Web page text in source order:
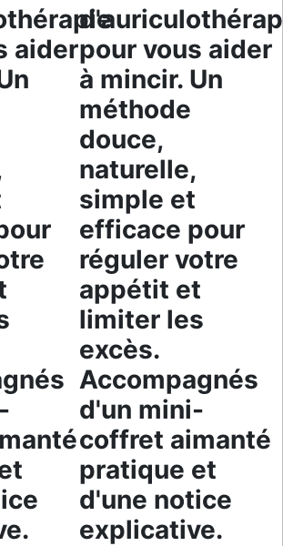
aiderpour vous aider
à mincir. Un
méthode
douce,
naturelle,
simple et
efficace pour
réguler votre
appétit et
limiter les
excès.
Accompagnés
d'un mini-
coffret aimanté
pratique et
d'une notice
explicative.